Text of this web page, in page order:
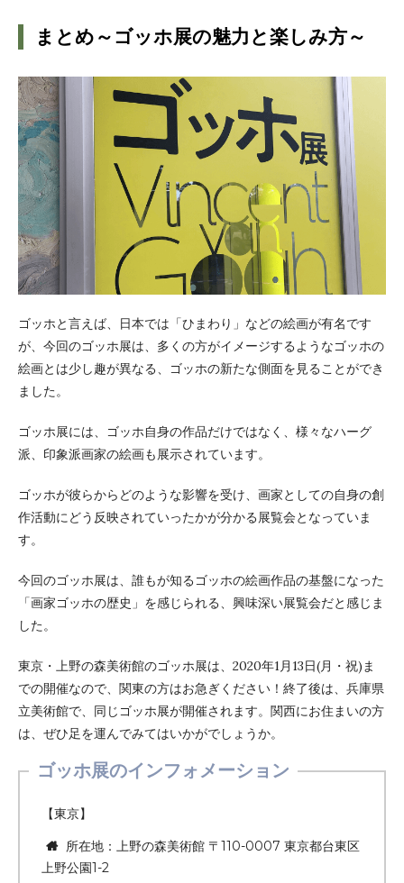
まとめ～ゴッホ展の魅力と楽しみ方～
ゴッホと言えば、日本では「ひまわり」などの絵画が有名です
が、今回のゴッホ展は、多くの方がイメージするようなゴッホの
絵画とは少し趣が異なる、ゴッホの新たな側面を見ることができ
ました。
ゴッホ展には、ゴッホ自身の作品だけではなく、様々なハーグ
派、印象派画家の絵画も展示されています。
ゴッホが彼らからどのような影響を受け、画家としての自身の創
作活動にどう反映されていったかが分かる展覧会となっていま
す。
今回のゴッホ展は、誰もが知るゴッホの絵画作品の基盤になった
「画家ゴッホの歴史」を感じられる、興味深い展覧会だと感じま
した。
東京・上野の森美術館のゴッホ展は、2020年1月13日(月・祝)ま
での開催なので、関東の方はお急ぎください！終了後は、兵庫県
立美術館で、同じゴッホ展が開催されます。関西にお住まいの方
は、ぜひ足を運んでみてはいかがでしょうか。
ゴッホ展のインフォメーション
【東京】
所在地：上野の森美術館 〒110-0007 東京都台東区
上野公園1-2